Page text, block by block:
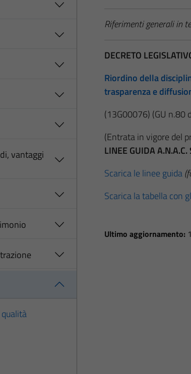
vantaggi
Riferimenti generali in
DECRETO
Riordino della
trasparenza e
(13G00076) (GU n.80
(Entrata in vigore del
LINEE GUIDA
Scarica le linee guida
Scarica la tabella con
Ultimo aggiornamento: